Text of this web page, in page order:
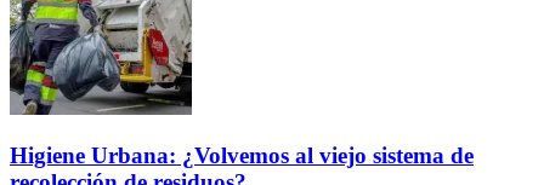
Higiene Urbana: ¿Volvemos al viejo sistema de